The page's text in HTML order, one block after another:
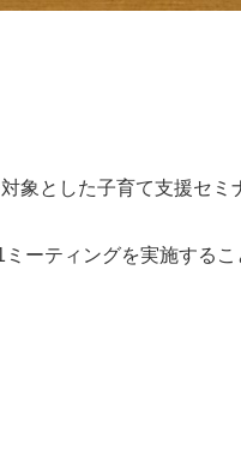
とした子育て支援セ
ーティングを実施する